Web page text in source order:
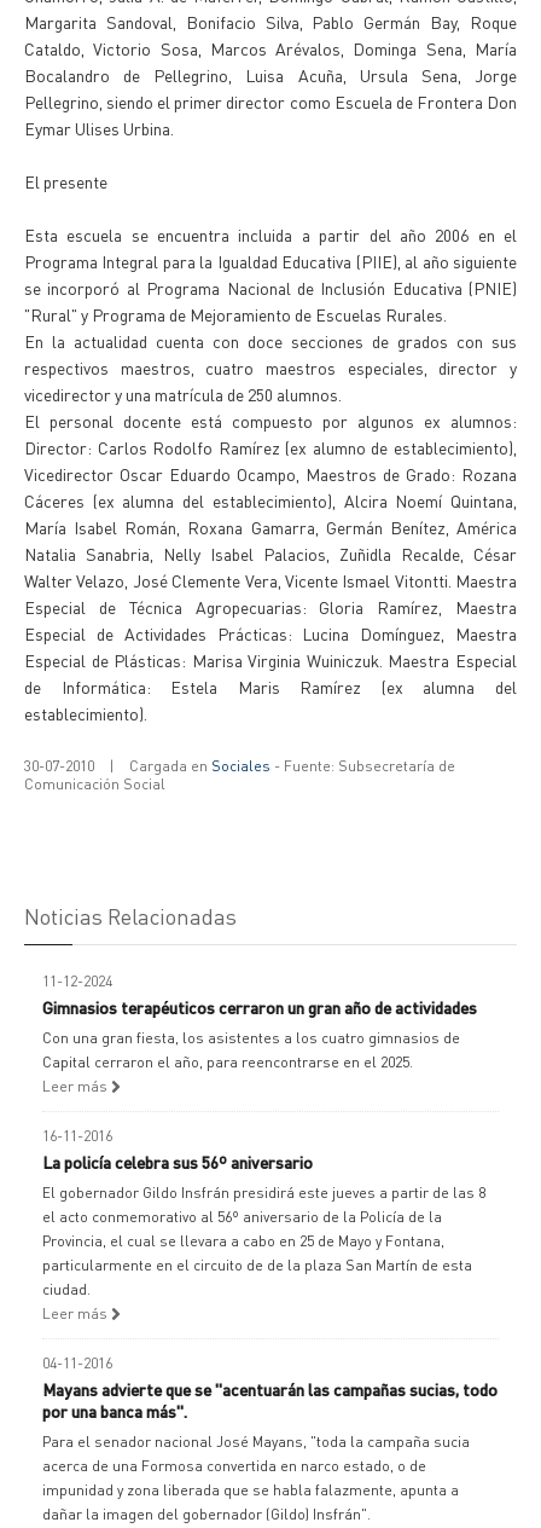
Margarita Sandoval, Bonifacio Silva, Pablo Germán Bay, Roque
Cataldo, Victorio Sosa, Marcos Arévalos, Dominga Sena, María
Bocalandro de Pellegrino, Luisa Acuña, Ursula Sena, Jorge
Pellegrino, siendo el primer director como Escuela de Frontera Don
Eymar Ulises Urbina.
El presente
Esta escuela se encuentra incluida a partir del año 2006 en el
Programa Integral para la Igualdad Educativa (PIIE), al año siguiente
se incorporó al Programa Nacional de Inclusión Educativa (PNIE)
"Rural" y Programa de Mejoramiento de Escuelas Rurales.
En la actualidad cuenta con doce secciones de grados con sus
respectivos maestros, cuatro maestros especiales, director y
vicedirector y una matrícula de 250 alumnos.
El personal docente está compuesto por algunos ex alumnos:
Director: Carlos Rodolfo Ramírez (ex alumno de establecimiento),
Vicedirector Oscar Eduardo Ocampo, Maestros de Grado: Rozana
Cáceres (ex alumna del establecimiento), Alcira Noemí Quintana,
María Isabel Román, Roxana Gamarra, Germán Benítez, América
Natalia Sanabria, Nelly Isabel Palacios, Zuñidla Recalde, César
Walter Velazo, José Clemente Vera, Vicente Ismael Vitontti. Maestra
Especial de Técnica Agropecuarias: Gloria Ramírez, Maestra
Especial de Actividades Prácticas: Lucina Domínguez, Maestra
Especial de Plásticas: Marisa Virginia Wuiniczuk. Maestra Especial
de Informática: Estela Maris Ramírez (ex alumna del
establecimiento).
30-07-2010 | Cargada en Sociales - Fuente: Subsecretaría de
Comunicación Social
Noticias Relacionadas
11-12-2024
Gimnasios terapéuticos cerraron un gran año de actividades
Con una gran fiesta, los asistentes a los cuatro gimnasios de
Capital cerraron el año, para reencontrarse en el 2025.
Leer más
16-11-2016
La policía celebra sus 56º aniversario
El gobernador Gildo Insfrán presidirá este jueves a partir de las 8
el acto conmemorativo al 56º aniversario de la Policía de la
Provincia, el cual se llevara a cabo en 25 de Mayo y Fontana,
particularmente en el circuito de de la plaza San Martín de esta
ciudad.
Leer más
04-11-2016
Mayans advierte que se "acentuarán las campañas sucias, todo
por una banca más".
Para el senador nacional José Mayans, "toda la campaña sucia
acerca de una Formosa convertida en narco estado, o de
impunidad y zona liberada que se habla falazmente, apunta a
dañar la imagen del gobernador (Gildo) Insfrán".